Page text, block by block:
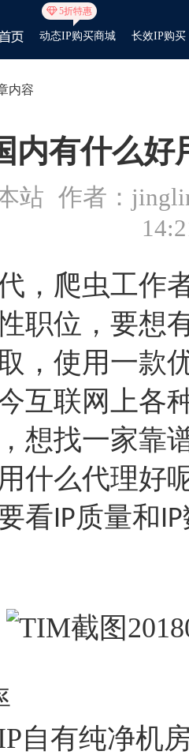
5折特惠
动态IP购买商城 长效IP购买
内容
内有什么
站 作者：
，爬虫工作
职位，要想
，使用一款
互联网上各
想找一家靠
什么代理好
看IP质量和IP
自有纯净机